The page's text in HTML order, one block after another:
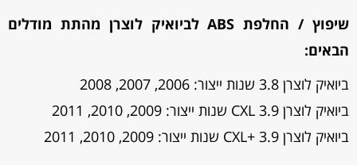
שיפוץ / החלפת ABS לביואיק לוצרן מהתת מודלים
הבאים:
ביואיק לוצרן 3.8 שנות ייצור: 2006, 2007, 2008
ביואיק לוצרן CXL 3.9 שנות ייצור: 2009, 2010, 2011
ביואיק לוצרן CXL+ 3.9 שנות ייצור: 2009, 2010, 2011